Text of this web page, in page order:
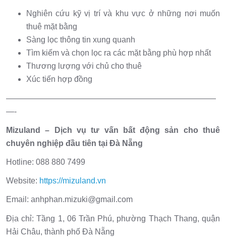
Nghiên cứu kỹ vị trí và khu vực ở những nơi muốn
thuê mặt bằng
Sàng lọc thông tin xung quanh
Tìm kiếm và chọn lọc ra các mặt bằng phù hợp nhất
Thương lượng với chủ cho thuê
Xúc tiến hợp đồng
——————————————————————————
—-
Mizuland – Dịch vụ tư vấn bất động sản cho thuê
chuyên nghiệp đầu tiên tại Đà Nẵng
Hotline: 088 880 7499
Website: https://mizuland.vn
Email: anhphan.mizuki@gmail.com
Địa chỉ: Tầng 1, 06 Trần Phú, phường Thạch Thang, quận
Hải Châu, thành phố Đà Nẵng